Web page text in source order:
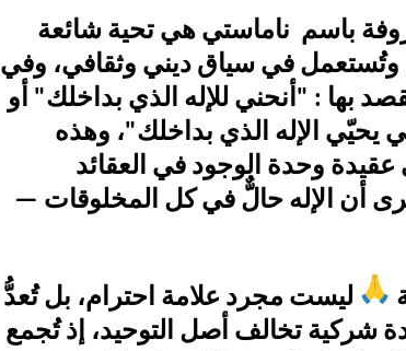
باسم ناماستي هي تحية شائعة
وتُستعمل في سياق ديني وثقافي، وفي
بها : "أنحني للإله الذي بداخلك" أو
يحيّي الإله الذي بداخلك"، وهذه
عقيدة وحدة الوجود في العقائد
ترى أن الإله حالٌّ في كل المخلوقات —
ليست مجرد علامة احترام، بل تُعدُّ
شركية تخالف أصل التوحيد، إذ تُجمع